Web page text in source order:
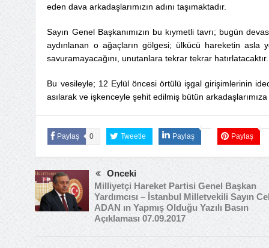
eden dava arkadaşlarımızın adını taşımaktadır.
Sayın Genel Başkanımızın bu kıymetli tavrı; bugün
aydınlanan o ağaçların gölgesi; ülkücü hareketin asla
savuramayacağını, unutanlara tekrar tekrar hatırlatacaktır.
Bu vesileyle; 12 Eylül öncesi örtülü işgal girişimlerinin
asılarak ve işkenceyle şehit edilmiş bütün
Paylaş 0 Tweetle Paylaş Paylaş
Önceki
Milliyetçi Hareket Partisi Genel Başkan
Yardımcısı – İstanbul Milletvekili Sayın
ADAN ın Yapmış Olduğu Yazılı Basın
Açıklaması 07.09.2017